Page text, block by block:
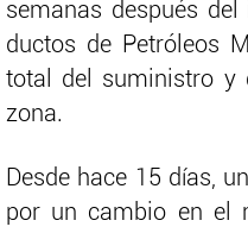
semanas después
ductos de Petróleos
total del suministro y
zona.
Desde hace 15 días,
por un cambio en el